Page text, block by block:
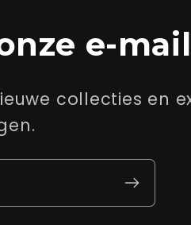
e-
collecties en